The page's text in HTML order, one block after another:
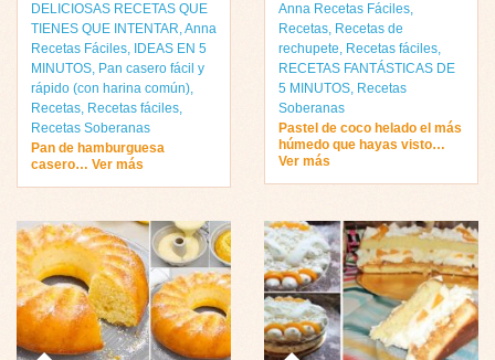
DELICIOSAS RECETAS QUE
TIENES QUE INTENTAR,Anna
Recetas Fáciles, IDEAS EN 5
MINUTOS, Pan casero fácil y
rápido (con harina común),
Recetas, Recetas fáciles,
Recetas Soberanas
Pan de hamburguesa
casero… Ver más
Anna Recetas Fáciles,
Recetas, Recetas de
rechupete, Recetas fáciles,
RECETAS FANTÁSTICAS DE
5 MINUTOS, Recetas
Soberanas
Pastel de coco helado el más
húmedo que hayas visto…
Ver más